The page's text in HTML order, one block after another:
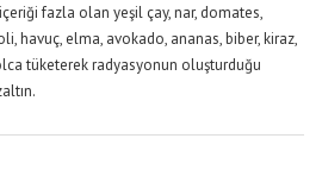
fazla olan yeşil çay, nar, domates,
havuç, elma, avokado, ananas, biber, kiraz,
tüketerek radyasyonun oluşturduğu